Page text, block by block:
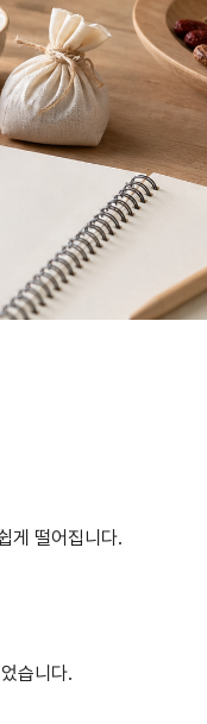
게 떨어집니다.
습니다.